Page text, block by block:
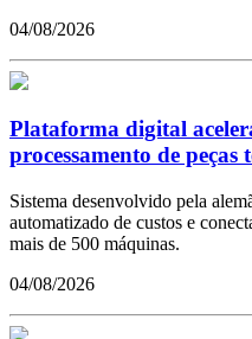
04/08/2026
Plataforma digital
processamento de
Sistema desenvolvido pela
automatizado de custos e
mais de 500 máquinas.
04/08/2026